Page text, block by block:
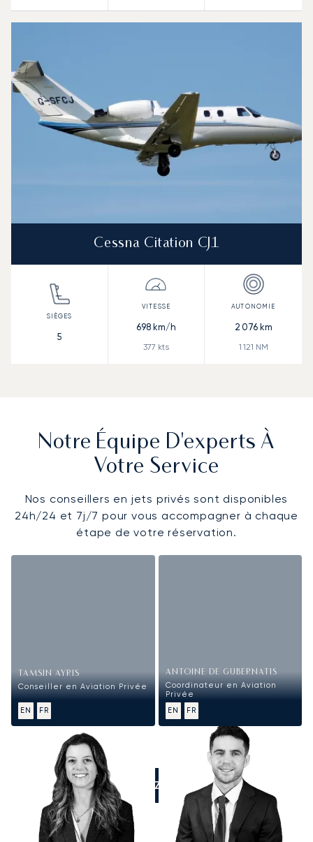
Cessna Citation CJ1
5
698km/h
377 kts
2 076km
1 121 NM
Notre Équipe D'experts À
Votre Service
Nos conseillers en jets privés sont disponibles
24h/24 et 7j/7 pour vous accompagner à chaque
étape de votre réservation.
TAMSIN AYRIS
Conseiller en Aviation Privée
EN FR
ANTOINE DE GUBERNATIS
Coordinateur en Aviation
Privée
EN
FR
APPELEZ-NOUS